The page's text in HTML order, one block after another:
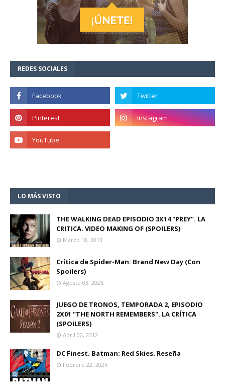
REDES SOCIALES
LO MÁS VISTO
THE WALKING DEAD EPISODIO 3X14 "PREY". LA
CRITICA. VIDEO MAKING OF (SPOILERS)
Marzo 18, 2013
Crítica de Spider-Man: Brand New Day (Con
Spoilers)
Agosto 03, 2026
JUEGO DE TRONOS, TEMPORADA 2, EPISODIO
2X01 "THE NORTH REMEMBERS". LA CRÍTICA
(SPOILERS)
Abril 02, 2012
DC Finest. Batman: Red Skies. Reseña
Febrero 22, 2026